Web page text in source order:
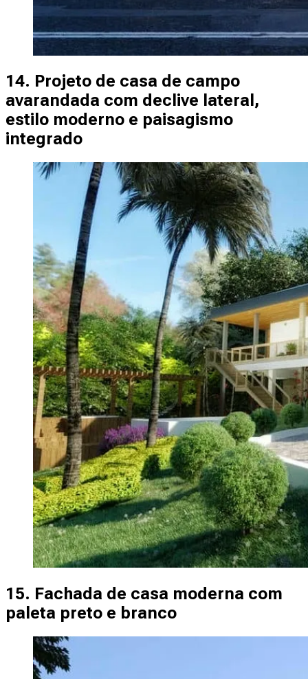
14. Projeto de casa de campo
avarandada com declive lateral,
estilo moderno e paisagismo
integrado
15. Fachada de casa moderna com
paleta preto e branco